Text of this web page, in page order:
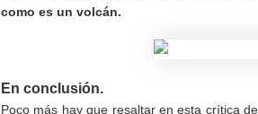
como es un volcán.
En conclusión.
Poco más hay que resaltar en esta crítica